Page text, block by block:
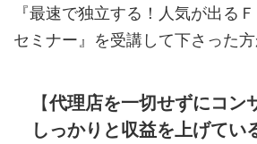
『最速で独立する！人気が出る
セミナー』を受講して下さった方
【代理店を一切せずにコン
しっかりと収益を上げてい